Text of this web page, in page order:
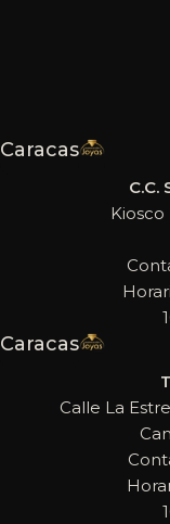
Caracas
C.C.
Caracas
Calle La